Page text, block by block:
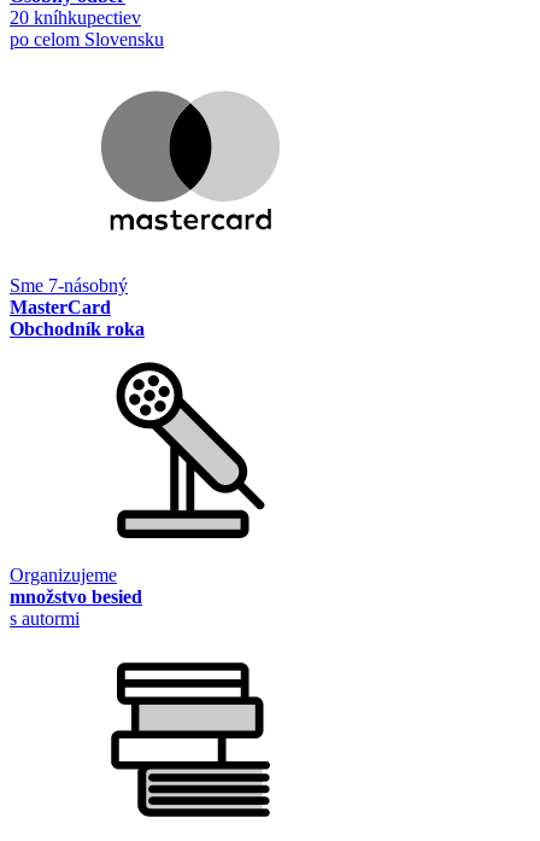
20 kníhkupectiev
po celom Slovensku
Sme 7-násobný
MasterCard
Obchodník roka
Organizujeme
množstvo besied
s autormi